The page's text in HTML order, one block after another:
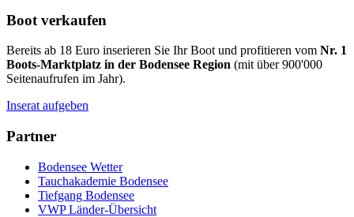
Boot verkaufen
Bereits ab 18 Euro inserieren Sie Ihr Boot und profitieren vom Nr. 1
Boots-Marktplatz in der Bodensee Region (mit über 900'000
Seitenaufrufen im Jahr).
Inserat aufgeben
Partner
Bodensee Wetter
Tauchakademie Bodensee
Tiefgang Bodensee
VWP Länder-Übersicht